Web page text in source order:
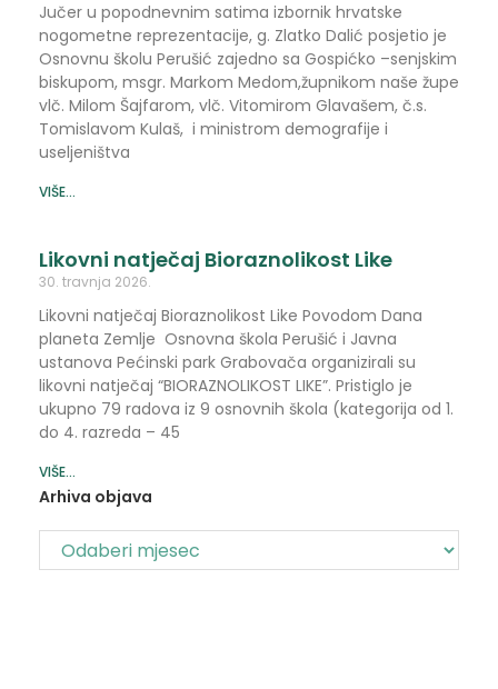
Jučer u popodnevnim satima izbornik hrvatske
nogometne reprezentacije, g. Zlatko Dalić posjetio je
Osnovnu školu Perušić zajedno sa Gospićko –senjskim
biskupom, msgr. Markom Medom,župnikom naše župe
vlč. Milom Šajfarom, vlč. Vitomirom Glavašem, č.s.
Tomislavom Kulaš, i ministrom demografije i
useljeništva
VIŠE...
Likovni natječaj Bioraznolikost Like
30. travnja 2026.
Likovni natječaj Bioraznolikost Like Povodom Dana
planeta Zemlje Osnovna škola Perušić i Javna
ustanova Pećinski park Grabovača organizirali su
likovni natječaj “BIORAZNOLIKOST LIKE”. Pristiglo je
ukupno 79 radova iz 9 osnovnih škola (kategorija od 1.
do 4. razreda – 45
VIŠE...
Arhiva objava